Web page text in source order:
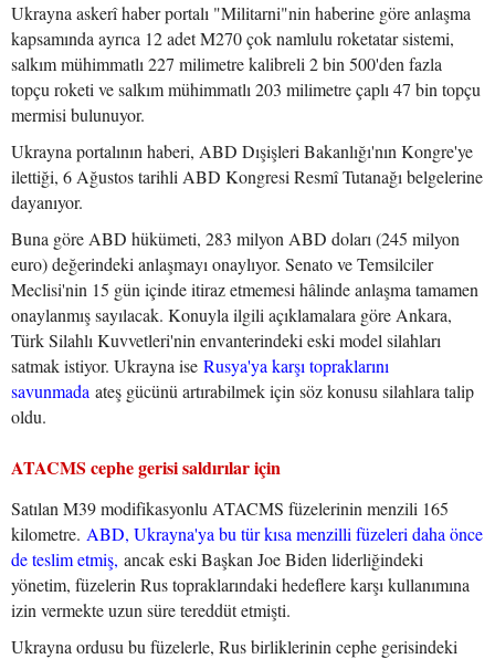
Ukrayna askerî haber portalı "Militarni"nin haberine göre anlaşma
kapsamında ayrıca 12 adet M270 çok namlulu roketatar sistemi,
salkım mühimmatlı 227 milimetre kalibreli 2 bin 500'den fazla
topçu roketi ve salkım mühimmatlı 203 milimetre çaplı 47 bin topçu
mermisi bulunuyor.
Ukrayna portalının haberi, ABD Dışişleri Bakanlığı'nın Kongre'ye
ilettiği, 6 Ağustos tarihli ABD Kongresi Resmî Tutanağı belgelerine
dayanıyor.
Buna göre ABD hükümeti, 283 milyon ABD doları (245 milyon
euro) değerindeki anlaşmayı onaylıyor. Senato ve Temsilciler
Meclisi'nin 15 gün içinde itiraz etmemesi hâlinde anlaşma tamamen
onaylanmış sayılacak. Konuyla ilgili açıklamalara göre Ankara,
Türk Silahlı Kuvvetleri'nin envanterindeki eski model silahları
satmak istiyor. Ukrayna ise Rusya'ya karşı topraklarını
savunmada ateş gücünü artırabilmek için söz konusu silahlara talip
oldu.
ATACMS cephe gerisi saldırılar için
Satılan M39 modifikasyonlu ATACMS füzelerinin menzili 165
kilometre. ABD, Ukrayna'ya bu tür kısa menzilli füzeleri daha önce
de teslim etmiş, ancak eski Başkan Joe Biden liderliğindeki
yönetim, füzelerin Rus topraklarındaki hedeflere karşı kullanımına
izin vermekte uzun süre tereddüt etmişti.
Ukrayna ordusu bu füzelerle, Rus birliklerinin cephe gerisindeki